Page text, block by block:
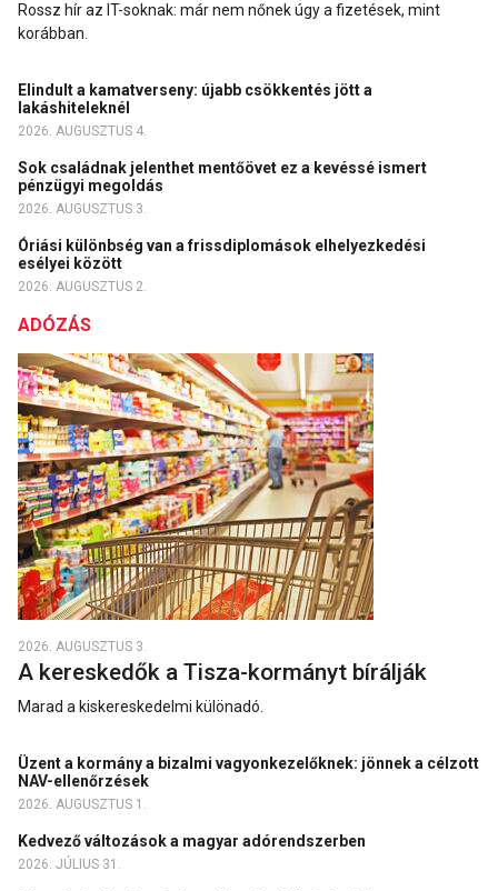
Rossz hír az IT-soknak: már nem nőnek úgy a fizetések, mint
korábban.
Elindult a kamatverseny: újabb csökkentés jött a
lakáshiteleknél
2026. AUGUSZTUS 4.
Sok családnak jelenthet mentőövet ez a kevéssé ismert
pénzügyi megoldás
2026. AUGUSZTUS 3.
Óriási különbség van a frissdiplomások elhelyezkedési
esélyei között
2026. AUGUSZTUS 2.
ADÓZÁS
2026. AUGUSZTUS 3.
A kereskedők a Tisza-kormányt bírálják
Marad a kiskereskedelmi különadó.
Üzent a kormány a bizalmi vagyonkezelőknek: jönnek a célzott
NAV-ellenőrzések
2026. AUGUSZTUS 1.
Kedvező változások a magyar adórendszerben
2026. JÚLIUS 31.